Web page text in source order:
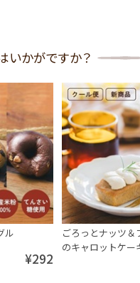
いかがですか？
ル
¥292
ごろっとナッツ＆
のキャロットケー